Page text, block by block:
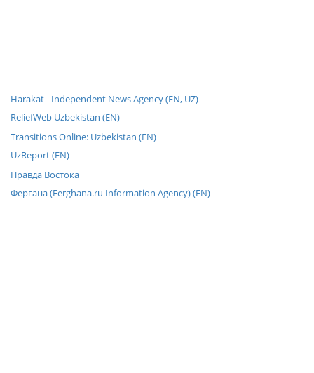
Harakat - Independent News Agency (EN, UZ)
ReliefWeb Uzbekistan (EN)
Transitions Online: Uzbekistan (EN)
UzReport (EN)
Правда Востока
Фергана (Ferghana.ru Information Agency) (EN)